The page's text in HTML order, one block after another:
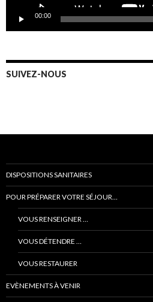
00:00
SUIVEZ-NOUS
DISPOSITIONS SANITAIRES
POUR PRÉPARER VOTRE SÉJOUR…
VOUS RENSEIGNER …
VOUS DÉTENDRE …
VOUS RESTAURER
EVÈNEMENTS À VENIR